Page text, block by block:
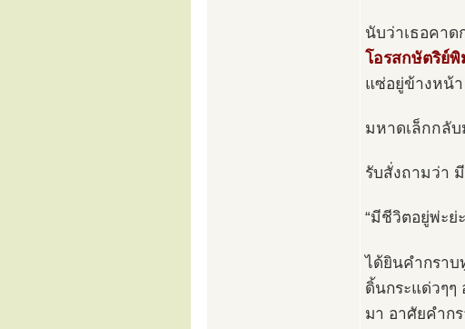
นับว่าเธอคา
โอรสกษัตริย์
แซ่อยู่ข้างหน้า
มหาดเล็กกลั
รับสั่งถามว่า
“มีชีวิตอยู่พ่ะย่
ได้ยินคำกราบ
ดิ้นกระแด่วๆๆ
มา อาศัยคำก